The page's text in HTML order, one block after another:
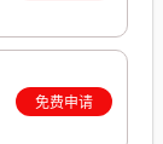
免费申请